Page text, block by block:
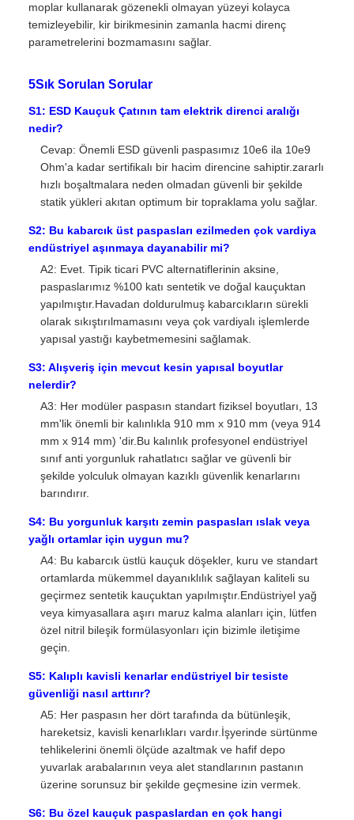
moplar kullanarak gözenekli olmayan yüzeyi kolayca
temizleyebilir, kir birikmesinin zamanla hacmi direnç
parametrelerini bozmamasını sağlar.
5Sık Sorulan Sorular
S1: ESD Kauçuk Çatının tam elektrik direnci aralığı
nedir?
Cevap: Önemli ESD güvenli paspasımız 10e6 ila 10e9
Ohm'a kadar sertifikalı bir hacim direncine sahiptir.zararlı
hızlı boşaltmalara neden olmadan güvenli bir şekilde
statik yükleri akıtan optimum bir topraklama yolu sağlar.
S2: Bu kabarcık üst paspasları ezilmeden çok vardiya
endüstriyel aşınmaya dayanabilir mi?
A2: Evet. Tipik ticari PVC alternatiflerinin aksine,
paspaslarımız %100 katı sentetik ve doğal kauçuktan
yapılmıştır.Havadan doldurulmuş kabarcıkların sürekli
olarak sıkıştırılmamasını veya çok vardiyalı işlemlerde
yapısal yastığı kaybetmemesini sağlamak.
S3: Alışveriş için mevcut kesin yapısal boyutlar
nelerdir?
A3: Her modüler paspasın standart fiziksel boyutları, 13
mm'lik önemli bir kalınlıkla 910 mm x 910 mm (veya 914
mm x 914 mm) 'dir.Bu kalınlık profesyonel endüstriyel
sınıf anti yorgunluk rahatlatıcı sağlar ve güvenli bir
şekilde yolculuk olmayan kazıklı güvenlik kenarlarını
barındırır.
S4: Bu yorgunluk karşıtı zemin paspasları ıslak veya
yağlı ortamlar için uygun mu?
A4: Bu kabarcık üstlü kauçuk döşekler, kuru ve standart
ortamlarda mükemmel dayanıklılık sağlayan kaliteli su
geçirmez sentetik kauçuktan yapılmıştır.Endüstriyel yağ
veya kimyasallara aşırı maruz kalma alanları için, lütfen
özel nitril bileşik formülasyonları için bizimle iletişime
geçin.
S5: Kalıplı kavisli kenarlar endüstriyel bir tesiste
güvenliği nasıl arttırır?
A5: Her paspasın her dört tarafında da bütünleşik,
hareketsiz, kavisli kenarlıkları vardır.İşyerinde sürtünme
tehlikelerini önemli ölçüde azaltmak ve hafif depo
yuvarlak arabalarının veya alet standlarının pastanın
üzerine sorunsuz bir şekilde geçmesine izin vermek.
S6: Bu özel kauçuk paspaslardan en çok hangi